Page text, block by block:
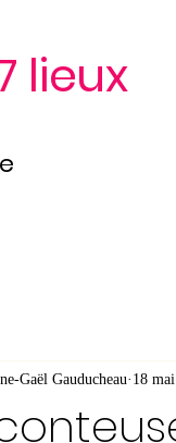
lieux
Gaël Gauducheau 18